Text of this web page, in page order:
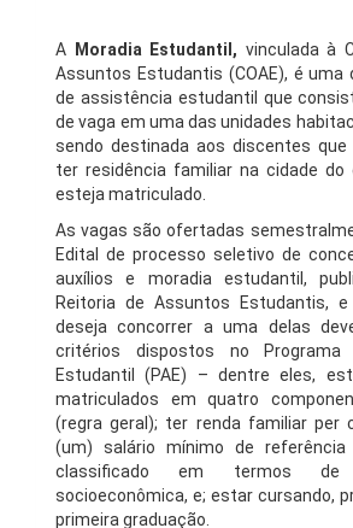
A Moradia Estudantil, vinculada à
Assuntos Estudantis (COAE), é uma
de assistência estudantil que
de vaga em uma das unidades
sendo destinada aos discentes que
ter residência familiar na cidade do
esteja matriculado.
As vagas são ofertadas
Edital de processo seletivo de
auxílios e moradia estudantil,
Reitoria de Assuntos Estudantis,
deseja concorrer a uma delas
critérios dispostos no Programa
Estudantil (PAE) – dentre eles,
matriculados em quatro
(regra geral); ter renda familiar per
(um) salário mínimo de referência
classificado em termos de
socioeconômica, e; estar cursando,
primeira graduação.